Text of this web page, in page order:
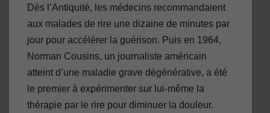
Dès l’Antiquité, les médecins recommandaient
aux malades de rire une dizaine de minutes par
jour pour accélérer la guérison. Puis en 1964,
Norman Cousins, un journaliste américain
atteint d’une maladie grave dégénérative, a été
le premier à expérimenter sur lui-même la
thérapie par le rire pour diminuer la douleur.